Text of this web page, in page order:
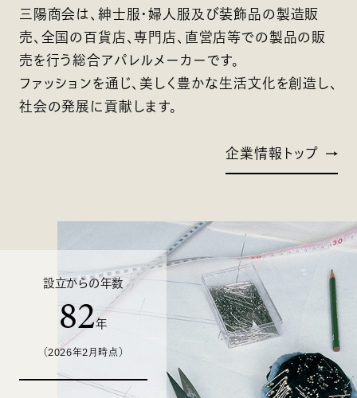
三陽商会は、紳士服・婦人服及び装飾品の製造販
売、全国の百貨店、専門店、直営店等での製品の販
売を行う総合アパレルメーカーです。
ファッションを通じ、美しく豊かな生活文化を創造し、
社会の発展に貢献します。
企業情報トップ
設立からの年数
82年
（2026年2月時点）